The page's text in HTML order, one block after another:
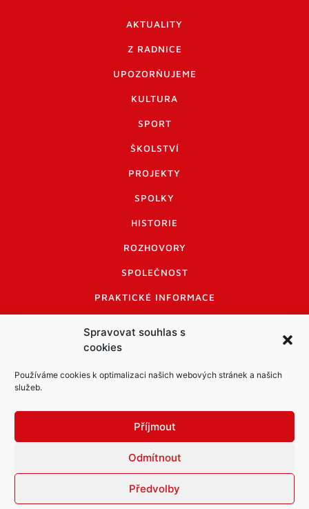
Spravovat souhlas s
cookies
Používáme cookies k optimalizaci našich webových stránek a našich
služeb.
Příjmout
Odmítnout
Předvolby
AKTUALITY
Z RADNICE
UPOZORŇUJEME
KULTURA
SPORT
ŠKOLSTVÍ
PROJEKTY
SPOLKY
HISTORIE
ROZHOVORY
SPOLEČNOST
PRAKTICKÉ INFORMACE
INFORMACE A KODEX DISKUTUJÍCÍCH
LOGO A LOGO MANUÁL
© Město Mníšek pod Brdy
Informace o zpracování osobních údajů